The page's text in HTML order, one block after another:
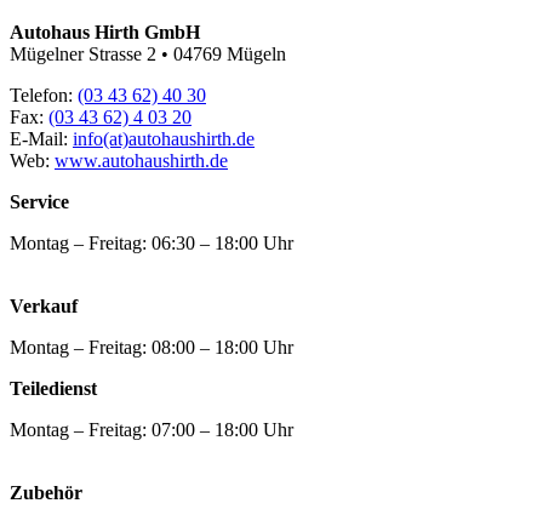
Autohaus Hirth GmbH
Mügelner Strasse 2 • 04769 Mügeln
Telefon: (03 43 62) 40 30
Fax: (03 43 62) 4 03 20
E-Mail: info(at)autohaushirth.de
Web: www.autohaushirth.de
Service
Montag – Freitag: 06:30 – 18:00 Uhr
Verkauf
Montag – Freitag: 08:00 – 18:00 Uhr
Teiledienst
Montag – Freitag: 07:00 – 18:00 Uhr
Zubehör